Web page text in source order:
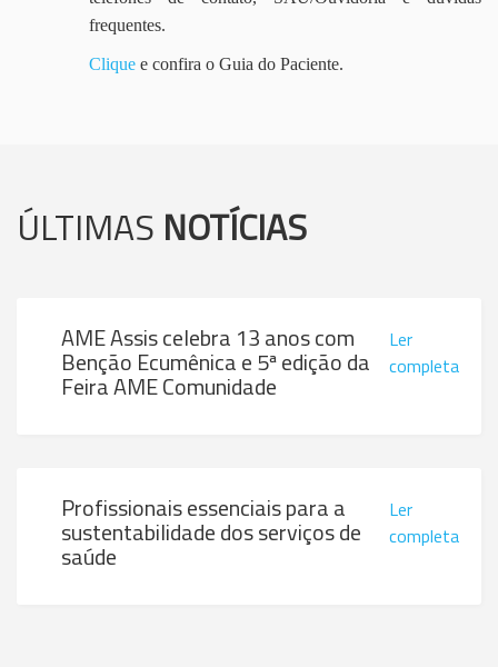
frequentes.
Clique e confira o Guia do Paciente.
ÚLTIMAS NOTÍCIAS
AME Assis celebra 13 anos com
Benção Ecumênica e 5ª edição da
Feira AME Comunidade
Ler
completa
Profissionais essenciais para a
sustentabilidade dos serviços de
saúde
Ler
completa